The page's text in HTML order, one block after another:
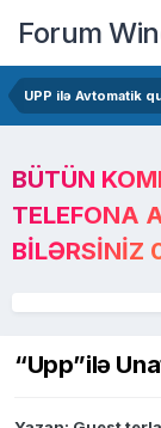
Forum
UPP ilə Avtomatik
BÜTÜN
TELEFONA
BILƏRSINIZ
“Upp”ilə